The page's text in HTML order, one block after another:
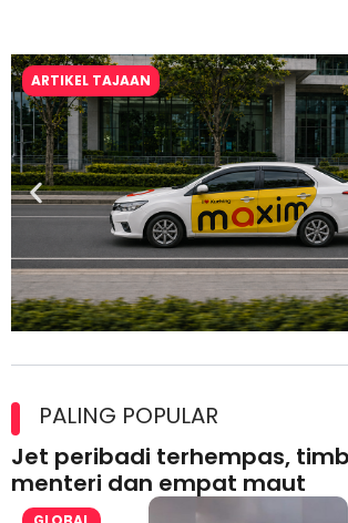
ARTIKEL TAJAAN
lesen separuh pertama 2026
PALING POPULAR
Jet peribadi terhempas,
menteri dan empat maut